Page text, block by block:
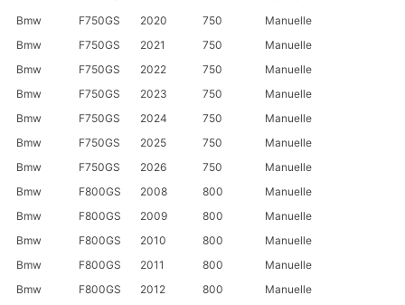
Bmw
F750GS 2020 750
Manuelle
Bmw
F750GS 2021 750
Manuelle
Bmw
F750GS 2022 750
Manuelle
Bmw
F750GS 2023 750
Manuelle
Bmw
F750GS 2024 750
Manuelle
Bmw
F750GS 2025 750
Manuelle
Bmw
F750GS 2026 750
Manuelle
Bmw
F800GS 2008 800
Manuelle
Bmw
F800GS 2009 800
Manuelle
Bmw
F800GS 2010 800
Manuelle
Bmw
F800GS 2011 800
Manuelle
Bmw
F800GS 2012 800
Manuelle